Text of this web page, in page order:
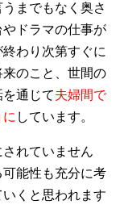
までもなく奥さ
ドラマの仕事が
わり次第すぐに
のこと、世間の
通じて夫婦間で
に しています。
れていません
能性も充分に考
くと思われます